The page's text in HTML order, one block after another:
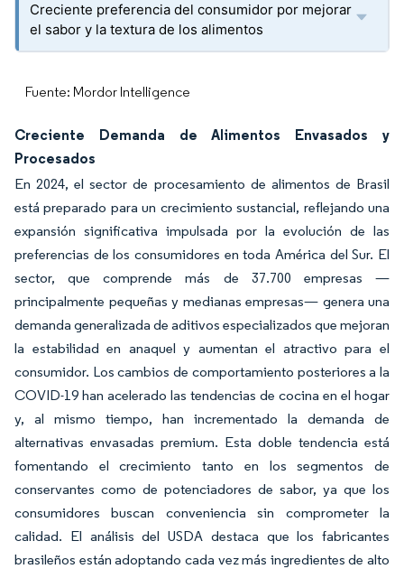
Creciente preferencia del consumidor por mejorar
el sabor y la textura de los alimentos
Fuente: Mordor Intelligence
Creciente Demanda de Alimentos Envasados y
Procesados
En 2024, el sector de procesamiento de alimentos de Brasil
está preparado para un crecimiento sustancial, reflejando una
expansión significativa impulsada por la evolución de las
preferencias de los consumidores en toda América del Sur. El
sector, que comprende más de 37.700 empresas —
principalmente pequeñas y medianas empresas— genera una
demanda generalizada de aditivos especializados que mejoran
la estabilidad en anaquel y aumentan el atractivo para el
consumidor. Los cambios de comportamiento posteriores a la
COVID-19 han acelerado las tendencias de cocina en el hogar
y, al mismo tiempo, han incrementado la demanda de
alternativas envasadas premium. Esta doble tendencia está
fomentando el crecimiento tanto en los segmentos de
conservantes como de potenciadores de sabor, ya que los
consumidores buscan conveniencia sin comprometer la
calidad. El análisis del USDA destaca que los fabricantes
brasileños están adoptando cada vez más ingredientes de alto